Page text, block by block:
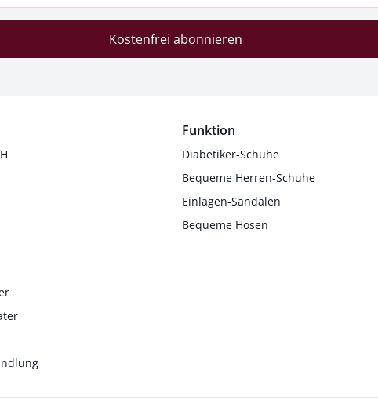
Kostenfrei abonnieren
Funktion
Diabetiker-Schuhe
Bequeme Herren-Schuhe
Einlagen-Sandalen
Bequeme Hosen